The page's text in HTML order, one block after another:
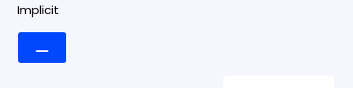
Implicit